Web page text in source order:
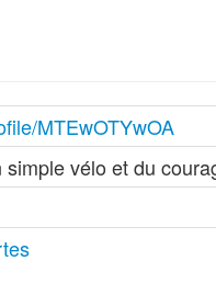
MTEwOTYwOA
vélo et du